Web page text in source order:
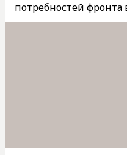
потребностей фронта